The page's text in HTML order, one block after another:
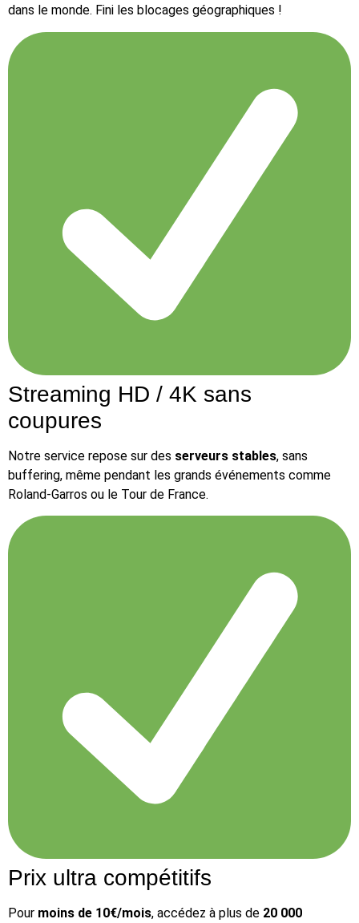
dans le monde. Fini les blocages géographiques !
Streaming HD / 4K sans
coupures
Notre service repose sur des serveurs stables, sans
buffering, même pendant les grands événements comme
Roland-Garros ou le Tour de France.
Prix ultra compétitifs
Pour moins de 10€/mois, accédez à plus de 20 000